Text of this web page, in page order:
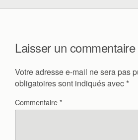
Laisser un commentaire
Votre adresse e-mail ne sera pas
obligatoires sont indiqués avec *
Commentaire*